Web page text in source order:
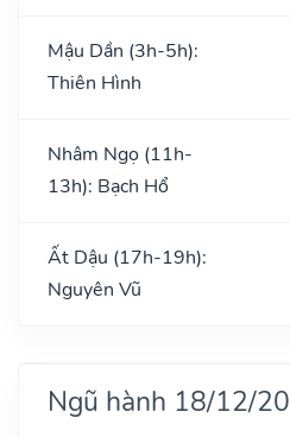
Mậu Dần (3h-5h):
Thiên Hình
Nhâm Ngọ (11h-
13h): Bạch Hổ
Ất Dậu (17h-19h):
Nguyên Vũ
Ngũ hành 18/12/